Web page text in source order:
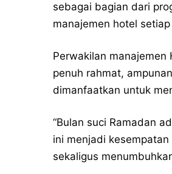
sebagai bagian dari
manajemen hotel
Perwakilan manajemen
penuh rahmat,
dimanfaatkan untuk
“Bulan suci Ramadan
ini menjadi
sekaligus